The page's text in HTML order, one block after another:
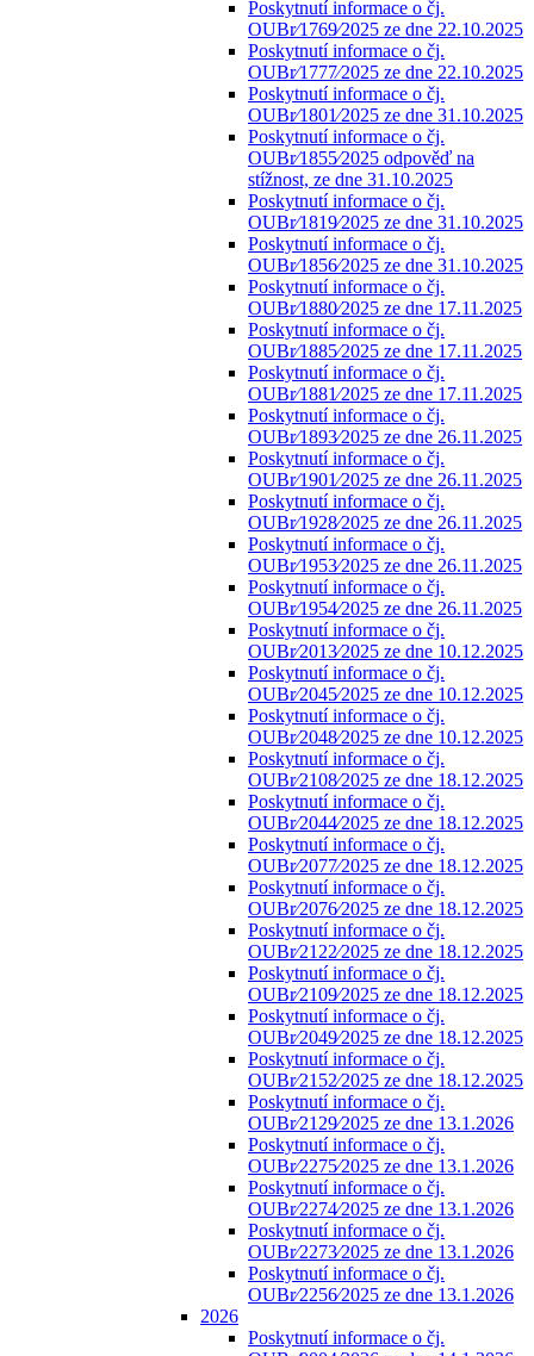
Poskytnutí informace o čj.
OUBr⁄1769⁄2025 ze dne 22.10.2025
Poskytnutí informace o čj.
OUBr⁄1777⁄2025 ze dne 22.10.2025
Poskytnutí informace o čj.
OUBr⁄1801⁄2025 ze dne 31.10.2025
Poskytnutí informace o čj.
OUBr⁄1855⁄2025 odpověď na
stížnost, ze dne 31.10.2025
Poskytnutí informace o čj.
OUBr⁄1819⁄2025 ze dne 31.10.2025
Poskytnutí informace o čj.
OUBr⁄1856⁄2025 ze dne 31.10.2025
Poskytnutí informace o čj.
OUBr⁄1880⁄2025 ze dne 17.11.2025
Poskytnutí informace o čj.
OUBr⁄1885⁄2025 ze dne 17.11.2025
Poskytnutí informace o čj.
OUBr⁄1881⁄2025 ze dne 17.11.2025
Poskytnutí informace o čj.
OUBr⁄1893⁄2025 ze dne 26.11.2025
Poskytnutí informace o čj.
OUBr⁄1901⁄2025 ze dne 26.11.2025
Poskytnutí informace o čj.
OUBr⁄1928⁄2025 ze dne 26.11.2025
Poskytnutí informace o čj.
OUBr⁄1953⁄2025 ze dne 26.11.2025
Poskytnutí informace o čj.
OUBr⁄1954⁄2025 ze dne 26.11.2025
Poskytnutí informace o čj.
OUBr⁄2013⁄2025 ze dne 10.12.2025
Poskytnutí informace o čj.
OUBr⁄2045⁄2025 ze dne 10.12.2025
Poskytnutí informace o čj.
OUBr⁄2048⁄2025 ze dne 10.12.2025
Poskytnutí informace o čj.
OUBr⁄2108⁄2025 ze dne 18.12.2025
Poskytnutí informace o čj.
OUBr⁄2044⁄2025 ze dne 18.12.2025
Poskytnutí informace o čj.
OUBr⁄2077⁄2025 ze dne 18.12.2025
Poskytnutí informace o čj.
OUBr⁄2076⁄2025 ze dne 18.12.2025
Poskytnutí informace o čj.
OUBr⁄2122⁄2025 ze dne 18.12.2025
Poskytnutí informace o čj.
OUBr⁄2109⁄2025 ze dne 18.12.2025
Poskytnutí informace o čj.
OUBr⁄2049⁄2025 ze dne 18.12.2025
Poskytnutí informace o čj.
OUBr⁄2152⁄2025 ze dne 18.12.2025
Poskytnutí informace o čj.
OUBr⁄2129⁄2025 ze dne 13.1.2026
Poskytnutí informace o čj.
OUBr⁄2275⁄2025 ze dne 13.1.2026
Poskytnutí informace o čj.
OUBr⁄2274⁄2025 ze dne 13.1.2026
Poskytnutí informace o čj.
OUBr⁄2273⁄2025 ze dne 13.1.2026
Poskytnutí informace o čj.
OUBr⁄2256⁄2025 ze dne 13.1.2026
2026
Poskytnutí informace o čj.